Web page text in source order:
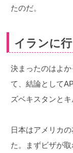
たのだ。
イランに
決まったのはよ
て、結論として
ズベキスタンと
日本はアメリカ
た。まずビザが